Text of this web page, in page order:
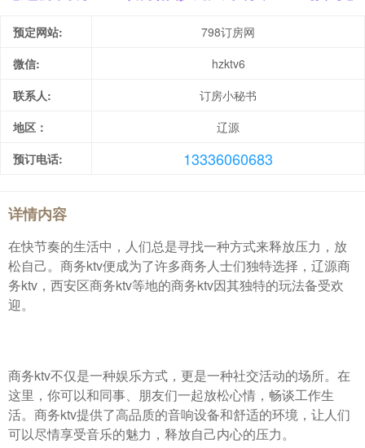
预定网站:
798订房网
微信:
hzktv6
联系人:
订房小秘书
地区：
辽源
预订电话:
13336060683
详情内容
在快节奏的生活中，人们总是寻找一种方式来释放压力，放
松自己。商务ktv便成为了许多商务人士们独特选择，辽源商
务ktv，西安区商务ktv等地的商务ktv因其独特的玩法备受欢
迎。
商务ktv不仅是一种娱乐方式，更是一种社交活动的场所。在
这里，你可以和同事、朋友们一起放松心情，畅谈工作生
活。商务ktv提供了高品质的音响设备和舒适的环境，让人们
可以尽情享受音乐的魅力，释放自己内心的压力。